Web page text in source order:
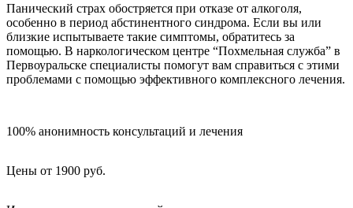
Панический страх обостряется при отказе от алкоголя,
особенно в период абстинентного синдрома. Если вы или
близкие испытываете такие симптомы, обратитесь за
помощью. В наркологическом центре “Похмельная служба” в
Первоуральске специалисты помогут вам справиться с этими
проблемами с помощью эффективного комплексного лечения.
100% анонимность консультаций и лечения
Цены от 1900 руб.